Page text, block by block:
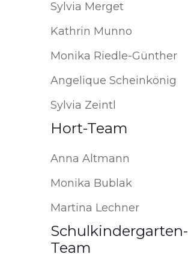
Sylvia Merget
Kathrin Munno
Monika Riedle-Günther
Angelique Scheinkönig
Sylvia Zeintl
Hort-Team
Anna Altmann
Monika Bublak
Martina Lechner
Schulkindergarten-
Team